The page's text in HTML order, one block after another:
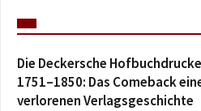
Die Deckersche
1751–1850: Das Comeback
verlorenen Verlagsgeschichte